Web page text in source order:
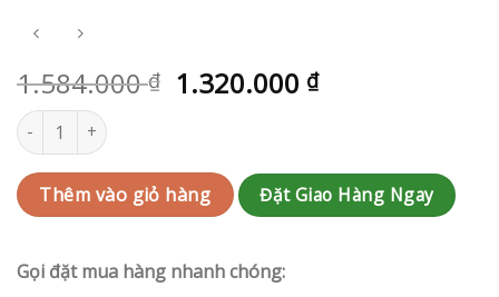
1.584.000₫ 1.320.000 ₫
Kệ hoa chia buồn | RAK-G107 số lượng
Thêm vào giỏ hàng Đặt Giao Hàng Ngay
Gọi đặt mua hàng nhanh chóng: